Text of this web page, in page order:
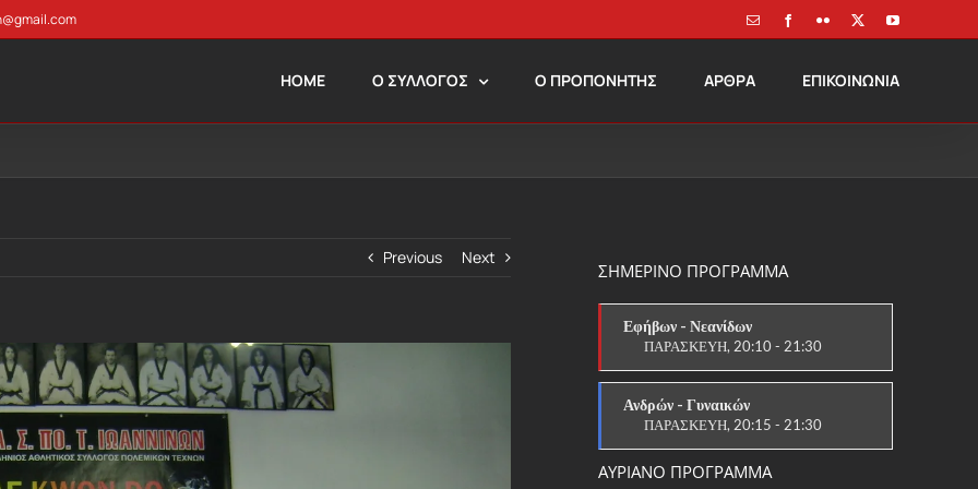
Email FacebookFlickr YouTube
HOME Ο ΣΥΛΛΟΓΟΣ Ο ΠΡΟΠΟΝΗΤΗΣ ΑΡΘΡΑ ΕΠΙΚΟΙΝΩΝΙΑ
Previous Next
ΣΗΜΕΡΙΝΟ ΠΡΟΓΡΑΜΜΑ
Εφήβων - Νεανίδων
ΠΑΡΑΣΚΕΥΗ, 20:10 - 21:30
Ανδρών - Γυναικών
ΠΑΡΑΣΚΕΥΗ, 20:15 - 21:30
ΑΥΡΙΑΝΟ ΠΡΟΓΡΑΜΜΑ